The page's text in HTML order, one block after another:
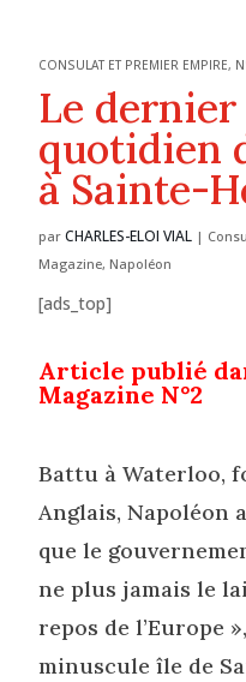
CONSULAT ET PREMIER EMPIRE,
Le
quotidien
à Sainte-
parCHARLES-ELOI VIAL |
Magazine, Napoléon
[ads_top]
Article publié
Magazine N°2
Battu à Waterloo,
Anglais, Napoléon
que le
ne plus jamais le
repos de l’Europe
minuscule île de